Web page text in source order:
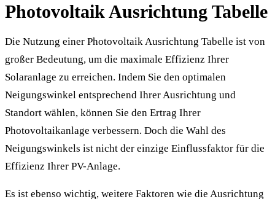
Photovoltaik Ausrichtung Tabelle
Die Nutzung einer Photovoltaik Ausrichtung Tabelle ist von
großer Bedeutung, um die maximale Effizienz Ihrer
Solaranlage zu erreichen. Indem Sie den optimalen
Neigungswinkel entsprechend Ihrer Ausrichtung und
Standort wählen, können Sie den Ertrag Ihrer
Photovoltaikanlage verbessern. Doch die Wahl des
Neigungswinkels ist nicht der einzige Einflussfaktor für die
Effizienz Ihrer PV-Anlage.
Es ist ebenso wichtig, weitere Faktoren wie die Ausrichtung